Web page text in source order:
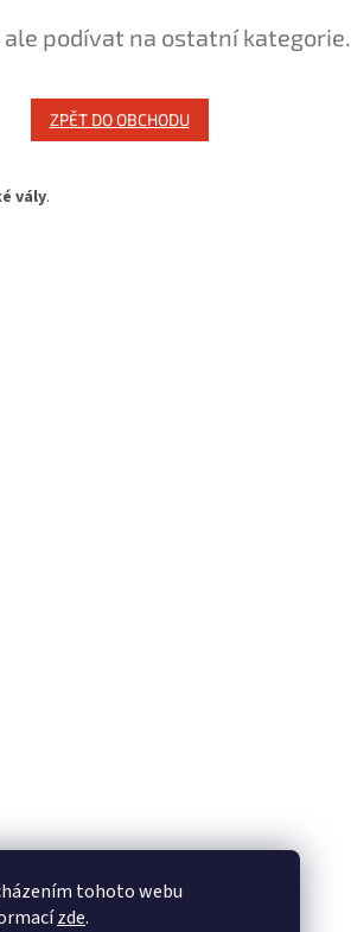
tohoto webu
zde.
ale podívat na ostatní kategorie.
ZPĚT DO OBCHODU
vály.